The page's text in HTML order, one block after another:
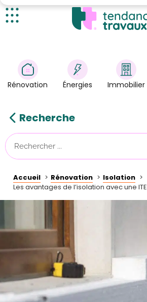
Énergies
Immobilier
Astuces/DIY
Tendance Travaux
Kit partenaire
Mode sombre
Rénovation Énergies Immobilier
Recherche
Accueil Rénovation
Isolation
Les avantages de l’isolation avec une ITE